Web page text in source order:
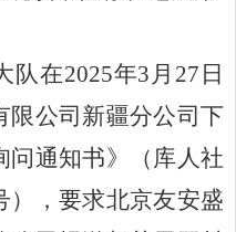
队在2025年3 月 27 日
限公司新疆分公司下
问通知书》（库人社
），要求北京友安盛